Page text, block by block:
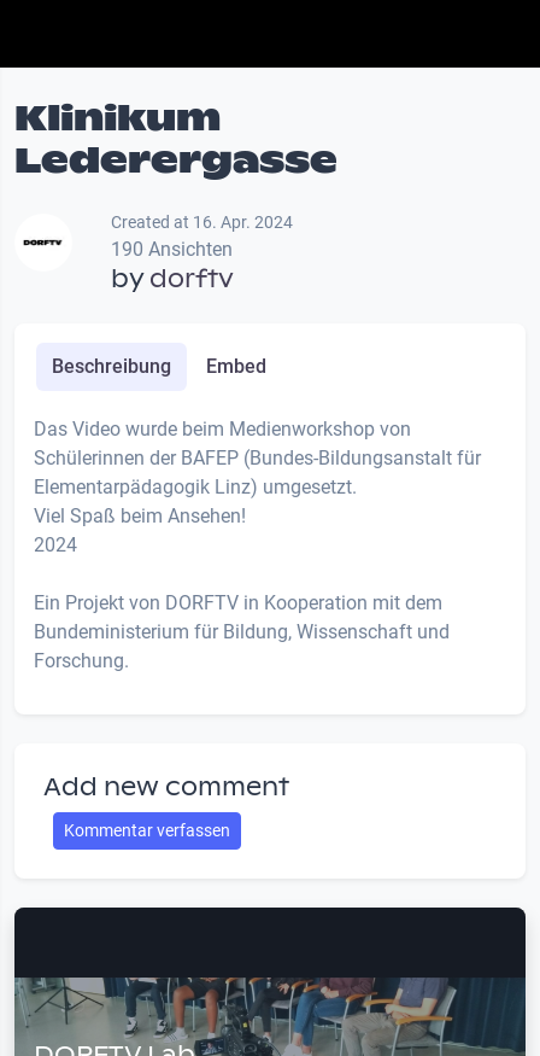
Klinikum
Lederergasse
Created at 16. Apr. 2024
190 Ansichten
bydorftv
Beschreibung Embed
Das Video wurde beim Medienworkshop von
Schülerinnen der BAFEP (Bundes-Bildungsanstalt für
Elementarpädagogik Linz) umgesetzt.
Viel Spaß beim Ansehen!
2024
Ein Projekt von DORFTV in Kooperation mit dem
Bundeministerium für Bildung, Wissenschaft und
Forschung.
Add new comment
Kommentar verfassen